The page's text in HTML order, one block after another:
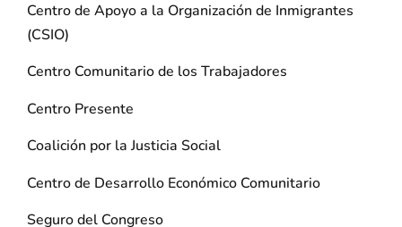
Centro de Apoyo a la Organización de Inmigrantes
(CSIO)
Centro Comunitario de los Trabajadores
Centro Presente
Coalición por la Justicia Social
Centro de Desarrollo Económico Comunitario
Seguro del Congreso